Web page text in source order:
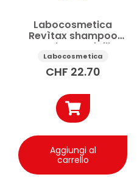
Labocosmetica
Revìtax shampoo
auto lava e sigilla
500 ml
Labocosmetica
CHF 22.70
Aggiungi al
carrello